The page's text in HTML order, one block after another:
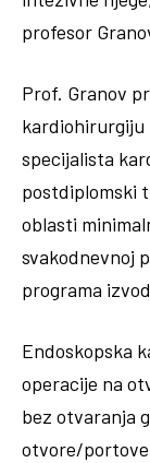
profesor
Prof. Granov
kardiohirurgiju
specijalista
postdiplomski
oblasti
svakodnevnoj
programa
Endoskopska
operacije na
bez otvaranja
otvore/